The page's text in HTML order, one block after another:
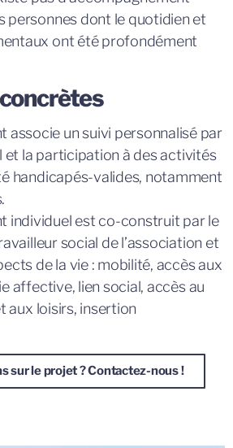
personnes dont le quotidien et
ont été profondément
associe un suivi personnalisé par
et la participation à des activités
handicapés-valides, notamment
individuel est co-construit par le
social de l’association et
de la vie : mobilité, accès aux
affective, lien social, accès au
aux loisirs, insertion
sur le projet ? Contactez-nous !